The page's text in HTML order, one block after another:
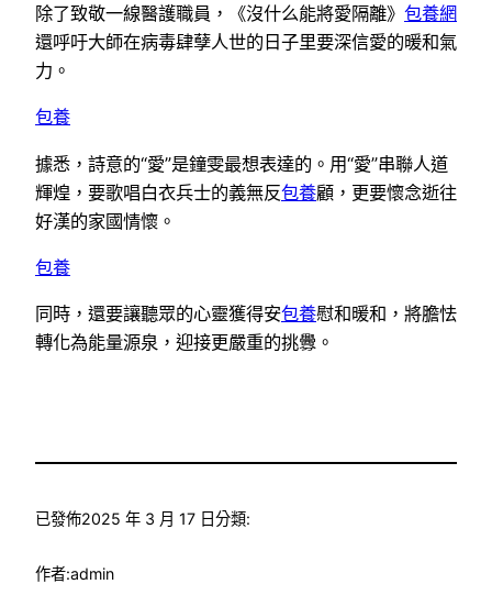
除了致敬一線醫護職員，《沒什么能將愛隔離》 包養網
還呼吁大師在病毒肆孽人世的日子里要深信愛的暖和氣
力。
包養
據悉，詩意的“愛”是鐘雯最想表達的。用“愛”串聯人道
輝煌，要歌唱白衣兵士的義無反包養顧，更要懷念逝往
好漢的家國情懷。
包養
同時，還要讓聽眾的心靈獲得安包養慰和暖和，將膽怯
轉化為能量源泉，迎接更嚴重的挑釁。
已發佈2025 年 3 月 17 日分類:
作者:admin